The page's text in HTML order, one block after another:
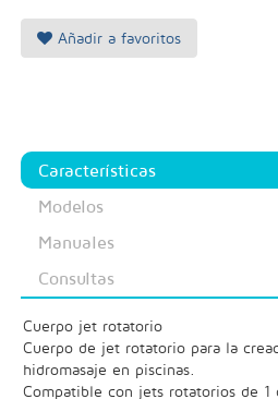
Añadir a favoritos
Características
Modelos
Manuales
Consultas
Cuerpo jet rotatorio
Cuerpo de jet rotatorio para la
hidromasaje en piscinas.
Compatible con jets rotatorios de